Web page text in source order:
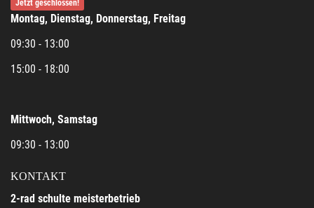
Jetzt geschlossen!
Montag, Dienstag, Donnerstag, Freitag
09:30 - 13:00
15:00 - 18:00
Mittwoch, Samstag
09:30 - 13:00
KONTAKT
2-rad schulte meisterbetrieb